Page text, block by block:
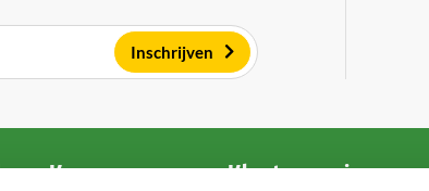
Inschrijven
Kaas Klantenservice